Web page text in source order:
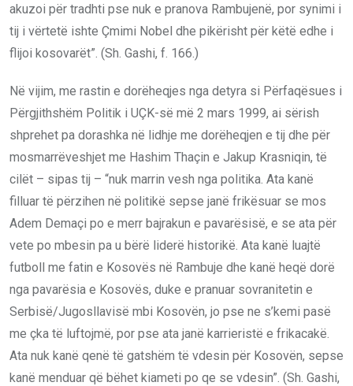
akuzoi për tradhti pse nuk e pranova Rambujenë, por synimi i
tij i vërtetë ishte Çmimi Nobel dhe pikërisht për këtë edhe i
flijoi kosovarët”. (Sh. Gashi, f. 166.)
Në vijim, me rastin e dorëheqjes nga detyra si Përfaqësues i
Përgjithshëm Politik i UÇK-së më 2 mars 1999, ai sërish
shprehet pa dorashka në lidhje me dorëheqjen e tij dhe për
mosmarrëveshjet me Hashim Thaçin e Jakup Krasniqin, të
cilët – sipas tij – “nuk marrin vesh nga politika. Ata kanë
filluar të përzihen në politikë sepse janë frikësuar se mos
Adem Demaçi po e merr bajrakun e pavarësisë, e se ata për
vete po mbesin pa u bërë liderë historikë. Ata kanë luajtë
futboll me fatin e Kosovës në Rambuje dhe kanë heqë dorë
nga pavarësia e Kosovës, duke e pranuar sovranitetin e
Serbisë/Jugosllavisë mbi Kosovën, jo pse ne s’kemi pasë
me çka të luftojmë, por pse ata janë karrieristë e frikacakë.
Ata nuk kanë qenë të gatshëm të vdesin për Kosovën, sepse
kanë menduar që bëhet kiameti po qe se vdesin”. (Sh. Gashi,